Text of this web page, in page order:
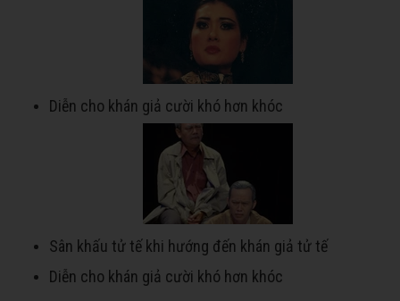
Diễn cho khán giả cười khó hơn khóc
Sân khấu tử tế khi hướng đến khán giả tử tế
Diễn cho khán giả cười khó hơn khóc